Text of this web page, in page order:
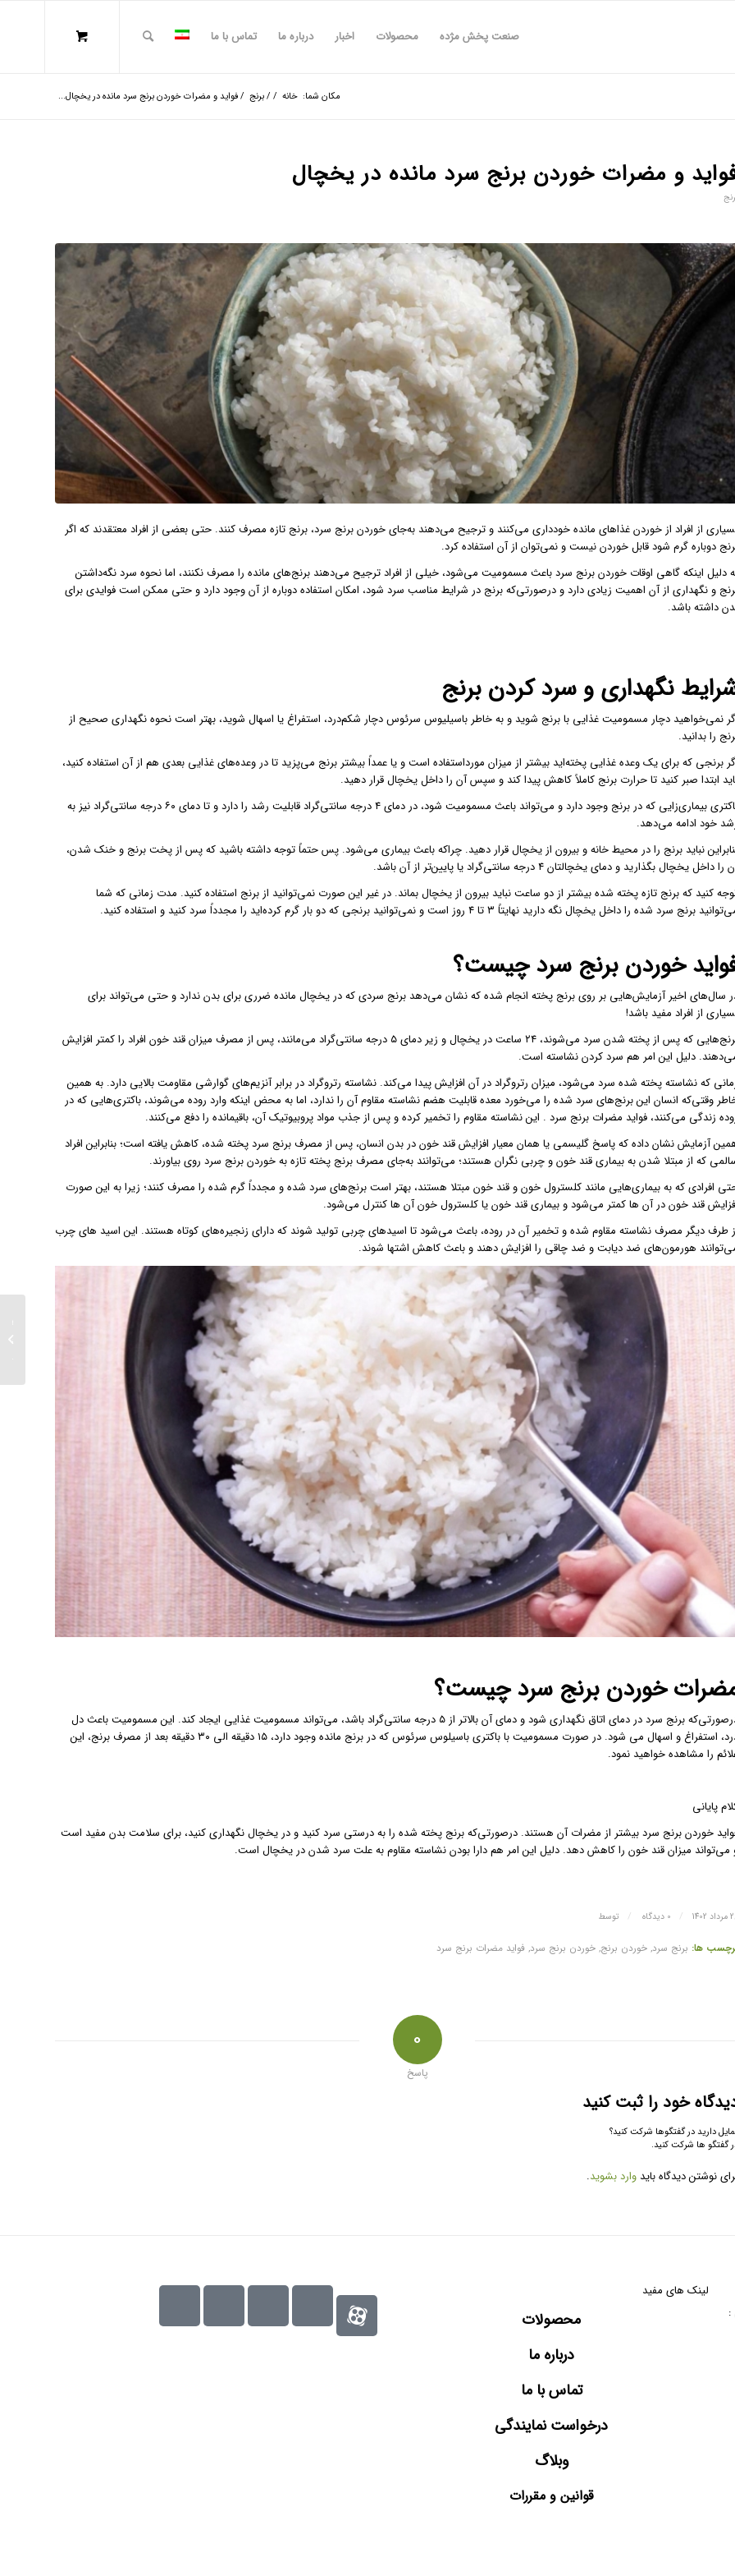
صنعت پخش مژده محصولات اخبار درباره ما تماس با ما
مکان شما: خانه /
/برنج /فواید و مضرات خوردن برنج سرد مانده در یخچال...
و مضرات خوردن برنج سرد مانده در یخچال
از افراد از خوردن غذاهای مانده خودداری می‌کنند و ترجیح می‌دهند به‌جای خوردن برنج سرد، برنج تازه مصرف کنند. حتی بعضی از افراد معتقدند که اگر
دوباره گرم شود قابل خوردن نیست و نمی‌توان از آن استفاده کرد.
دلیل اینکه گاهی اوقات خوردن برنج سرد باعث مسمومیت می‌شود، خیلی از افراد ترجیح می‌دهند برنج‌های مانده را مصرف نکنند، اما نحوه سرد نگه‌داشتن
و نگهداری از آن اهمیت زیادی دارد و درصورتی‌که برنج در شرایط مناسب سرد شود، امکان استفاده دوباره از آن وجود دارد و حتی ممکن است فوایدی برای
داشته باشد.
نگهداری و سرد کردن برنج
نمی‌خواهید دچار مسمومیت غذایی با برنج شوید و به خاطر باسیلیوس سرئوس دچار شکم‌درد، استفراغ یا اسهال شوید، بهتر است نحوه نگهداری صحیح از
را بدانید.
برنجی که برای یک وعده غذایی پخته‌اید بیشتر از میزان مورداستفاده است و یا عمداً بیشتر برنج می‌پزید تا در وعده‌های غذایی بعدی هم از آن استفاده کنید،
ابتدا صبر کنید تا حرارت برنج کاملاً کاهش پیدا کند و سپس آن را داخل یخچال قرار دهید.
باکتری بیماری‌زایی که در برنج وجود دارد و می‌تواند باعث مسمومیت شود، در دمای ۴ درجه سانتی‌گراد قابلیت رشد را دارد و تا دمای ۶۰ درجه سانتی‌گراد نیز به
خود ادامه می‌دهد.
نباید برنج را در محیط خانه و بیرون از یخچال قرار دهید. چراکه باعث بیماری می‌شود. پس حتماً توجه داشته باشید که پس از پخت برنج و خنک شدن،
را داخل یخچال بگذارید و دمای یخچالتان ۴ درجه سانتی‌گراد یا پایین‌تر از آن باشد.
کنید که برنج تازه پخته شده بیشتر از دو ساعت نباید بیرون از یخچال بماند. در غیر این صورت نمی‌توانید از برنج استفاده کنید. مدت زمانی که شما
برنج سرد شده را داخل یخچال نگه دارید نهایتاً ۳ تا ۴ روز است و نمی‌توانید برنجی که دو بار گرم کرده‌اید را مجدداً سرد کنید و استفاده کنید.
خوردن برنج سرد چیست؟
سال‌های اخیر آزمایش‌هایی بر روی برنج پخته انجام شده که نشان می‌دهد برنج سردی که در یخچال مانده ضرری برای بدن ندارد و حتی می‌تواند برای
از افراد مفید باشد!
برنج‌هایی که پس از پخته شدن سرد می‌شوند، ۲۴ ساعت در یخچال و زیر دمای ۵ درجه سانتی‌گراد می‌مانند، پس از مصرف میزان قند خون افراد را کمتر افزایش
دلیل این امر هم سرد کردن نشاسته است.
که نشاسته پخته شده سرد می‌شود، میزان رتروگراد در آن افزایش پیدا می‌کند. نشاسته رتروگراد در برابر آنزیم‌های گوارشی مقاومت بالایی دارد. به همین
وقتی‌که انسان این برنج‌های سرد شده را می‌خورد معده قابلیت هضم نشاسته مقاوم آن را ندارد، اما به محض اینکه وارد روده می‌شوند، باکتری‌هایی که در
زندگی می‌کنند، فواید مضرات برنج سرد . این نشاسته مقاوم را تخمیر کرده و پس از جذب مواد پروبیوتیک آن، باقیمانده را دفع می‌کنند.
آزمایش نشان داده که پاسخ گلیسمی یا همان معیار افزایش قند خون در بدن انسان، پس از مصرف برنج سرد پخته شده، کاهش یافته است؛ بنابراین افراد
که از مبتلا شدن به بیماری قند خون و چربی نگران هستند؛ می‌توانند به‌جای مصرف برنج پخته تازه به خوردن برنج سرد روی بیاورند.
افرادی که به بیماری‌هایی مانند کلسترول خون و قند خون مبتلا هستند، بهتر است برنج‌های سرد شده و مجدداً گرم شده را مصرف کنند؛ زیرا به این صورت
قند خون در آن ها کمتر می‌شود و بیماری قند خون یا کلسترول خون آن ها کنترل می‌شود.
طرف دیگر مصرف نشاسته مقاوم شده و تخمیر آن در روده، باعث می‌شود تا اسیدهای چربی تولید شوند که دارای زنجیره‌های کوتاه هستند. این اسید های چرب
هورمون‌های ضد دیابت و ضد چاقی را افزایش دهند و باعث کاهش اشتها شوند.
خوردن برنج سرد چیست؟
درصورتی‌که برنج سرد در دمای اتاق نگهداری شود و دمای آن بالاتر از ۵ درجه سانتی‌گراد باشد، می‌تواند مسمومیت غذایی ایجاد کند. این مسمومیت باعث دل
درد، استفراغ و اسهال می شود. در صورت مسمومیت با باکتری باسیلوس سرئوس که در برنج مانده وجود دارد، ۱۵ دقیقه الی ۳۰ دقیقه بعد از مصرف برنج، این
را مشاهده خواهید نمود.
پایانی
خوردن برنج سرد بیشتر از مضرات آن هستند. درصورتی‌که برنج پخته شده را به درستی سرد کنید و در یخچال نگهداری کنید، برای سلامت بدن مفید است
می‌تواند میزان قند خون را کاهش دهد. دلیل این امر هم دارا بودن نشاسته مقاوم به علت سرد شدن در یخچال است.
1402
/ 0 دیدگاه / توسط
ها: برنج سرد, خوردن برنج, خوردن برنج سرد, فواید مضرات برنج سرد
0
پاسخ
خود را ثبت کنید
دارید در گفتگوها شرکت کنید؟
گفتگو ها شرکت کنید.
نوشتن دیدگاه باید وارد بشوید.
:
لینک های مفید
محصولات
درباره ما
تماس با ما
درخواست نمایندگی
وبلاگ
قوانین و مقررات